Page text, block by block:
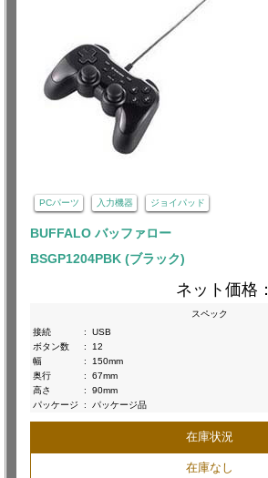
PCパーツ 入力機器 ジョイパッド
BUFFALO バッファロー
BSGP1204PBK (ブラック)
ネット価格：
スペック
接続
:
USB
ボタン数
:
12
幅
:
150mm
奥行
:
67mm
高さ
:
90mm
パッケージ
: パッケージ品
在庫状況
在庫なし